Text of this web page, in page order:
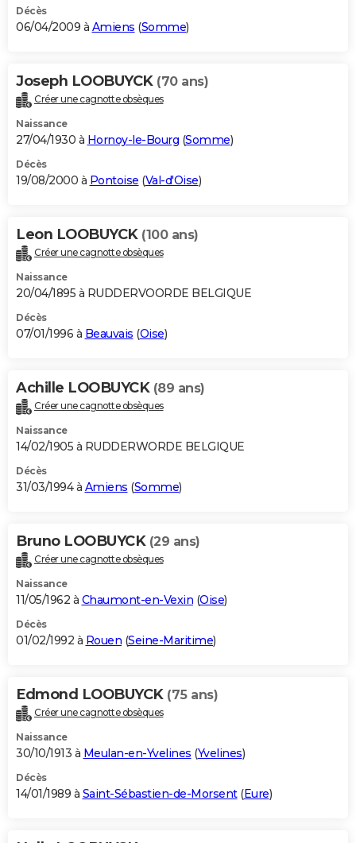
Décès
06/04/2009 à Amiens (Somme)
Joseph LOOBUYCK (70 ans)
Créer une cagnotte obsèques
Naissance
27/04/1930 à Hornoy-le-Bourg (Somme)
Décès
19/08/2000 à Pontoise (Val-d'Oise)
Leon LOOBUYCK (100 ans)
Créer une cagnotte obsèques
Naissance
20/04/1895 à RUDDERVOORDE BELGIQUE
Décès
07/01/1996 à Beauvais (Oise)
Achille LOOBUYCK (89 ans)
Créer une cagnotte obsèques
Naissance
14/02/1905 à RUDDERWORDE BELGIQUE
Décès
31/03/1994 à Amiens (Somme)
Bruno LOOBUYCK (29 ans)
Créer une cagnotte obsèques
Naissance
11/05/1962 à Chaumont-en-Vexin (Oise)
Décès
01/02/1992 à Rouen (Seine-Maritime)
Edmond LOOBUYCK (75 ans)
Créer une cagnotte obsèques
Naissance
30/10/1913 à Meulan-en-Yvelines (Yvelines)
Décès
14/01/1989 à Saint-Sébastien-de-Morsent(Eure)